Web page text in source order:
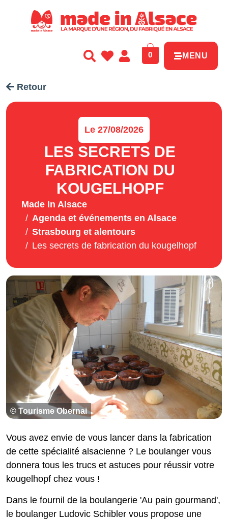
0 MENU
Retour
Le 27/08/2026
LES SECRETS DE
FABRICATION DU
KOUGELHOPF
Made In Alsace
Agenda et événements en Alsace
Strasbourg et alentours
Les secrets de fabrication du kougelhopf
© Tourisme Obernai
Vous avez envie de vous lancer dans la fabrication
de cette spécialité alsacienne ? Le boulanger vous
donnera tous les trucs et astuces pour réussir votre
kougelhopf chez vous !
Dans le fournil de la boulangerie 'Au pain gourmand',
le boulanger Ludovic Schibler vous propose une